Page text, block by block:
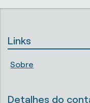
Links
Sobre
Detalhes do